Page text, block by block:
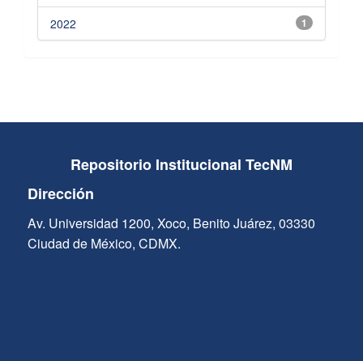
1
2022
Repositorio Institucional TecNM
Dirección
Av. Universidad 1200, Xoco, Benito Juárez, 03330
Ciudad de México, CDMX.